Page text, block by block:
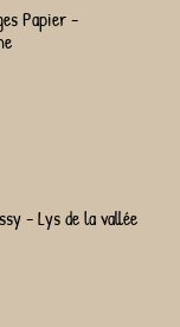
Papier -
- Lys de la vallée